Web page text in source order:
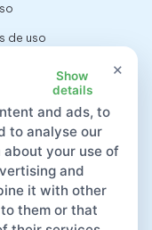
de uso
×
Show
details
and ads, to
to analyse our
your use of
and
it with other
them or that